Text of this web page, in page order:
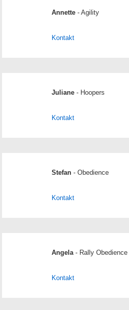
Annette- Agility
Kontakt
Juliane- Hoopers
Kontakt
Stefan- Obedience
Kontakt
Angela- Rally Obedience
Kontakt